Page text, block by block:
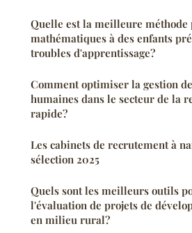
Quelle est la meilleure méthode
mathématiques à des enfants
troubles d'apprentissage?
Comment optimiser la gestion
humaines dans le secteur de la
rapide?
Les cabinets de recrutement à
sélection 2025
Quels sont les meilleurs outils
l'évaluation de projets de
en milieu rural?